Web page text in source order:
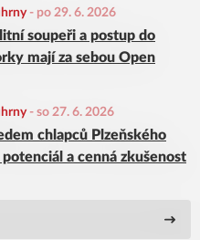
- po 29. 6. 2026
soupeři a postup do
mají za sebou Open
- so 27. 6. 2026
chlapců Plzeňského
a cenná zkušenost